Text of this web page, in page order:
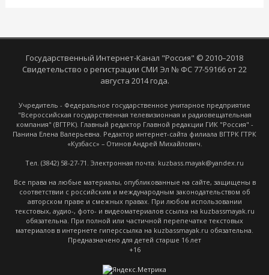
Государственный Интернет-Канал "Россия" © 2010–2018
Свидетельство о регистрации СМИ Эл № ФС 77-59166 от 22
августа 2014 года.
Учредитель - Федеральное государственное унитарное предприятие
"Всероссийская государственная телевизионная и радиовещательная
компания" (ВГТРК). Главный редактор Главной редакции ГИК "Россия" -
Панина Елена Валерьевна. Редактор интернет-сайта филиала ВГТРК ГТРК
«Кузбасс» – Отинов Андрей Михайлович.
Тел. (3842) 58-27-71. Электронная почта: kuzbass.mayak@yandex.ru
Все права на любые материалы, опубликованные на сайте, защищены в
соответствии с российским и международным законодательством об
авторском праве и смежных правах. При любом использовании
текстовых, аудио-, фото- и видеоматериалов ссылка на kuzbassmayak.ru
обязательна. При полной или частичной перепечатке текстовых
материалов в интернете гиперссылка на kuzbassmayak.ru обязательна.
Предназначено для детей старше 16 лет
+16